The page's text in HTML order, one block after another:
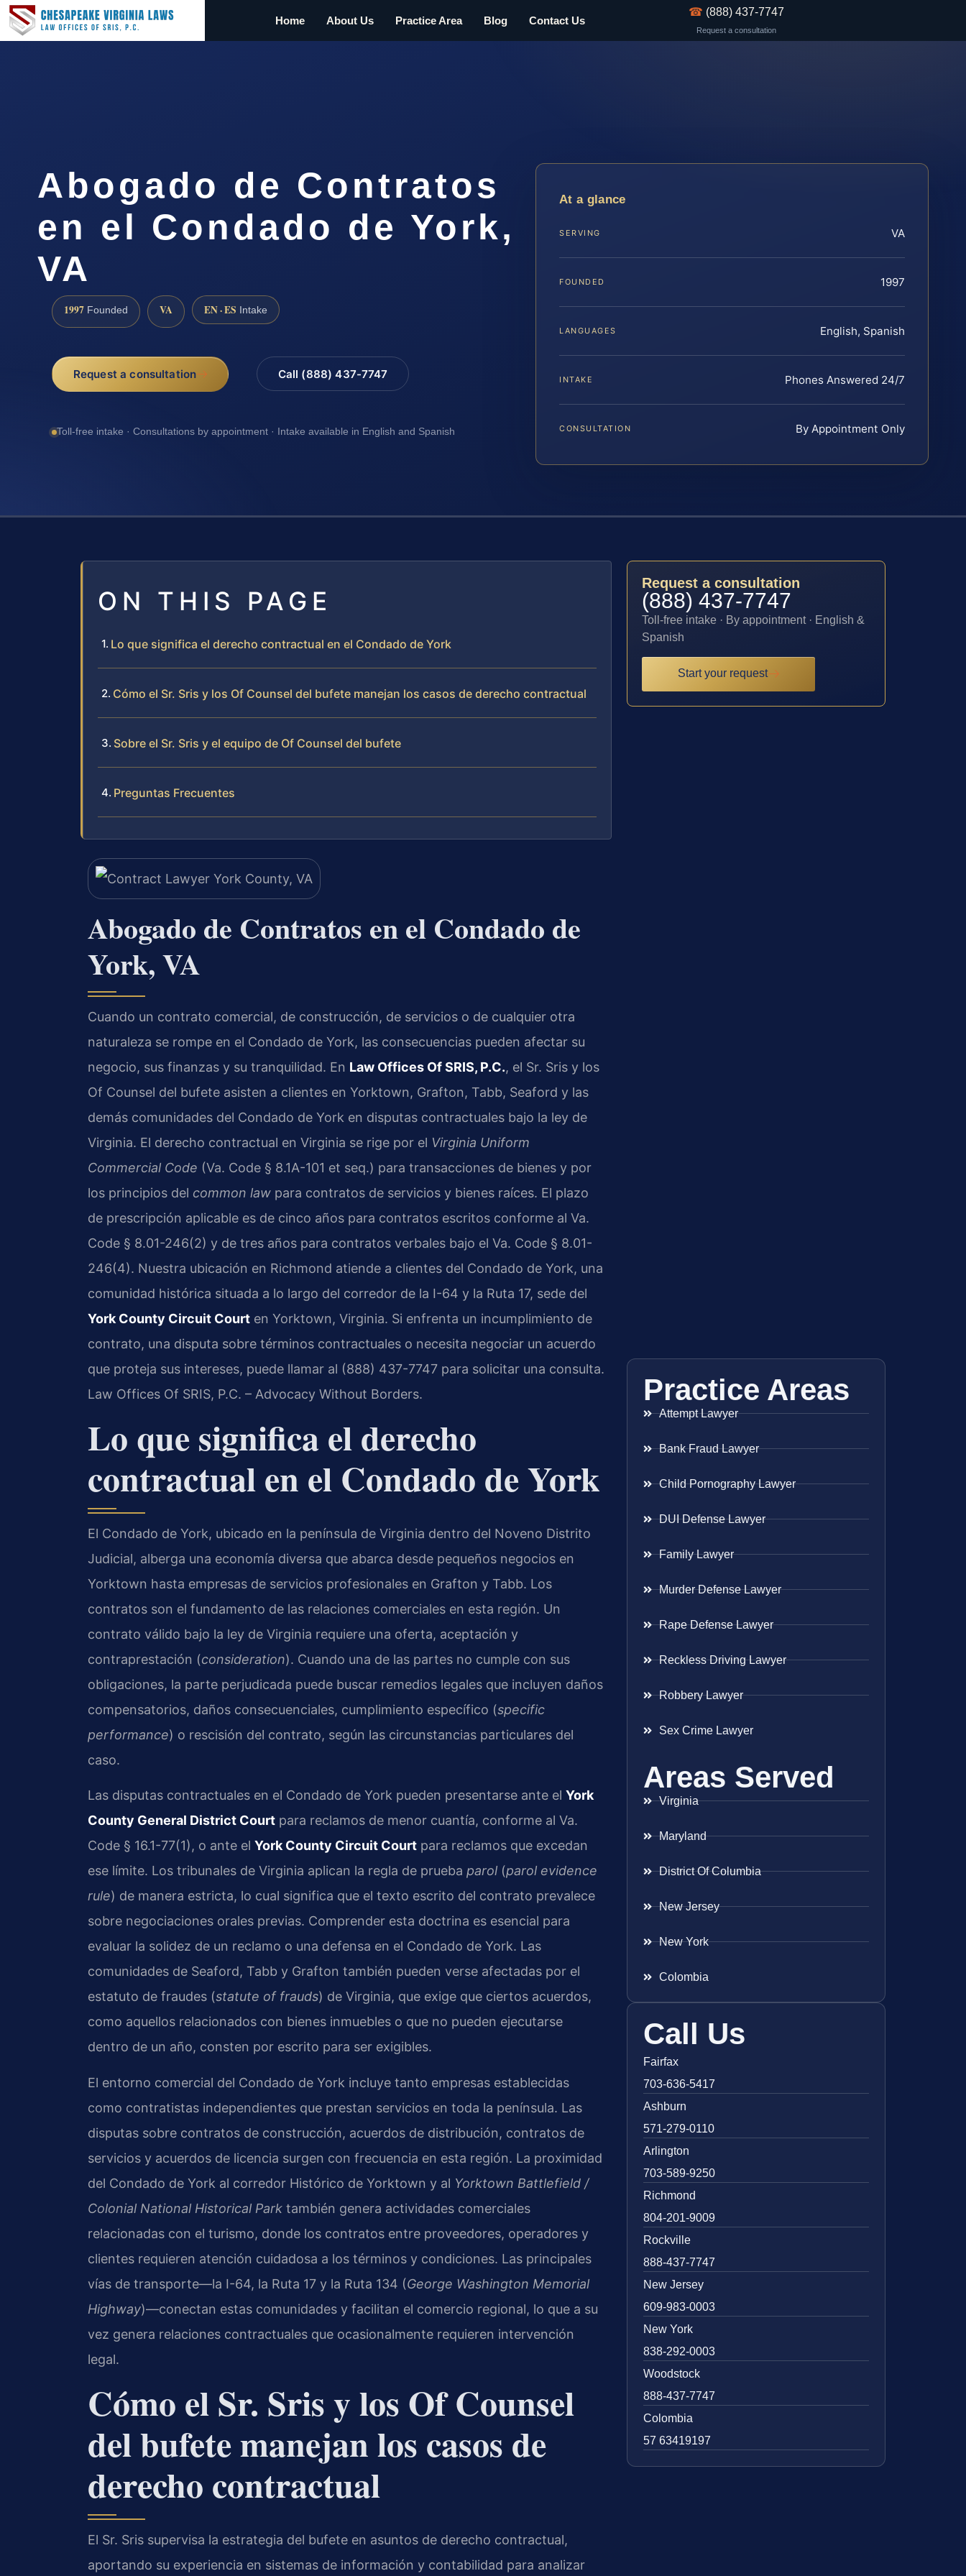
Home About Us Practice Area Blog Contact Us
☎ (888) 437-7747
Request a consultation
Abogado de Contratos
en el Condado de York,
VA
1997 Founded VA EN · ES Intake
Request a consultation Call (888) 437-7747
Toll-free intake · Consultations by appointment · Intake available in English and Spanish
At a glance
SERVING VA
FOUNDED 1997
LANGUAGES English, Spanish
INTAKE Phones Answered 24/7
CONSULTATION By Appointment Only
ON THIS PAGE
Lo que significa el derecho contractual en el Condado de York
Cómo el Sr. Sris y los Of Counsel del bufete manejan los casos de derecho contractual
Sobre el Sr. Sris y el equipo de Of Counsel del bufete
Preguntas Frecuentes
Abogado de Contratos en el Condado de
York, VA
Cuando un contrato comercial, de construcción, de servicios o de cualquier otra
naturaleza se rompe en el Condado de York, las consecuencias pueden afectar su
negocio, sus finanzas y su tranquilidad. En Law Offices Of SRIS, P.C., el Sr. Sris y los
Of Counsel del bufete asisten a clientes en Yorktown, Grafton, Tabb, Seaford y las
demás comunidades del Condado de York en disputas contractuales bajo la ley de
Virginia. El derecho contractual en Virginia se rige por el Virginia Uniform
Commercial Code (Va. Code § 8.1A-101 et seq.) para transacciones de bienes y por
los principios del common law para contratos de servicios y bienes raíces. El plazo
de prescripción aplicable es de cinco años para contratos escritos conforme al Va.
Code § 8.01-246(2) y de tres años para contratos verbales bajo el Va. Code § 8.01-
246(4). Nuestra ubicación en Richmond atiende a clientes del Condado de York, una
comunidad histórica situada a lo largo del corredor de la I-64 y la Ruta 17, sede del
York County Circuit Court en Yorktown, Virginia. Si enfrenta un incumplimiento de
contrato, una disputa sobre términos contractuales o necesita negociar un acuerdo
que proteja sus intereses, puede llamar al (888) 437-7747 para solicitar una consulta.
Law Offices Of SRIS, P.C. – Advocacy Without Borders.
Lo que significa el derecho
contractual en el Condado de York
El Condado de York, ubicado en la península de Virginia dentro del Noveno Distrito
Judicial, alberga una economía diversa que abarca desde pequeños negocios en
Yorktown hasta empresas de servicios profesionales en Grafton y Tabb. Los
contratos son el fundamento de las relaciones comerciales en esta región. Un
contrato válido bajo la ley de Virginia requiere una oferta, aceptación y
contraprestación (consideration). Cuando una de las partes no cumple con sus
obligaciones, la parte perjudicada puede buscar remedios legales que incluyen daños
compensatorios, daños consecuenciales, cumplimiento específico (specific
performance) o rescisión del contrato, según las circunstancias particulares del
caso.
Las disputas contractuales en el Condado de York pueden presentarse ante el York
County General District Court para reclamos de menor cuantía, conforme al Va.
Code § 16.1-77(1), o ante el York County Circuit Court para reclamos que excedan
ese límite. Los tribunales de Virginia aplican la regla de prueba parol (parol evidence
rule) de manera estricta, lo cual significa que el texto escrito del contrato prevalece
sobre negociaciones orales previas. Comprender esta doctrina es esencial para
evaluar la solidez de un reclamo o una defensa en el Condado de York. Las
comunidades de Seaford, Tabb y Grafton también pueden verse afectadas por el
estatuto de fraudes (statute of frauds) de Virginia, que exige que ciertos acuerdos,
como aquellos relacionados con bienes inmuebles o que no pueden ejecutarse
dentro de un año, consten por escrito para ser exigibles.
El entorno comercial del Condado de York incluye tanto empresas establecidas
como contratistas independientes que prestan servicios en toda la península. Las
disputas sobre contratos de construcción, acuerdos de distribución, contratos de
servicios y acuerdos de licencia surgen con frecuencia en esta región. La proximidad
del Condado de York al corredor Histórico de Yorktown y al Yorktown Battlefield /
Colonial National Historical Park también genera actividades comerciales
relacionadas con el turismo, donde los contratos entre proveedores, operadores y
clientes requieren atención cuidadosa a los términos y condiciones. Las principales
vías de transporte—la I-64, la Ruta 17 y la Ruta 134 (George Washington Memorial
Highway)—conectan estas comunidades y facilitan el comercio regional, lo que a su
vez genera relaciones contractuales que ocasionalmente requieren intervención
legal.
Cómo el Sr. Sris y los Of Counsel
del bufete manejan los casos de
derecho contractual
El Sr. Sris supervisa la estrategia del bufete en asuntos de derecho contractual,
aportando su experiencia en sistemas de información y contabilidad para analizar
Request a consultation
(888) 437-7747
Toll-free intake · By appointment · English &
Spanish
Start your request
Practice Areas
Attempt Lawyer
Bank Fraud Lawyer
Child Pornography Lawyer
DUI Defense Lawyer
Family Lawyer
Murder Defense Lawyer
Rape Defense Lawyer
Reckless Driving Lawyer
Robbery Lawyer
Sex Crime Lawyer
Areas Served
Virginia
Maryland
District Of Columbia
New Jersey
New York
Colombia
Call Us
Fairfax
703-636-5417
Ashburn
571-279-0110
Arlington
703-589-9250
Richmond
804-201-9009
Rockville
888-437-7747
New Jersey
609-983-0003
New York
838-292-0003
Woodstock
888-437-7747
Colombia
57 63419197